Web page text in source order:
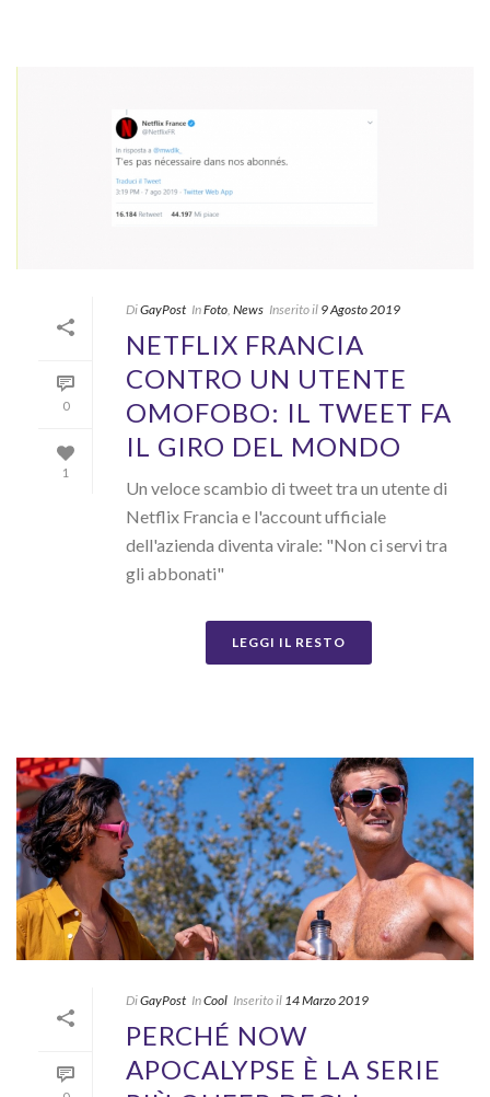
0
1
DiGayPost InFoto, News Inserito il 9 Agosto 2019
NETFLIX FRANCIA
CONTRO UN UTENTE
OMOFOBO: IL TWEET FA
IL GIRO DEL MONDO
Un veloce scambio di tweet tra un utente di
Netflix Francia e l'account ufficiale
dell'azienda diventa virale: "Non ci servi tra
gli abbonati"
LEGGI IL RESTO
DiGayPost InCool Inserito il 14 Marzo 2019
PERCHÉ NOW
APOCALYPSE È LA SERIE